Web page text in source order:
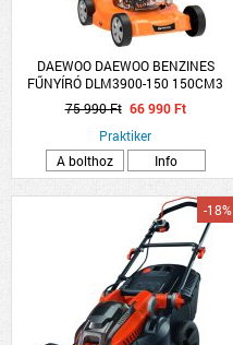
DAEWOO DAEWOO BENZINES
FŰNYÍRÓ DLM3900-150 150CM3
39CM 35L
75 990 Ft 66 990 Ft
Praktiker
A bolthoz
Info
-18%